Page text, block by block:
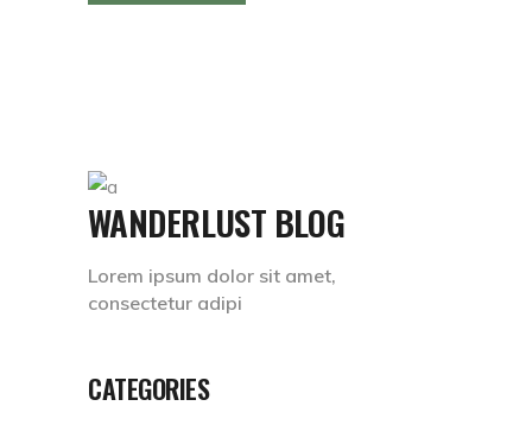
WANDERLUST BLOG
Lorem ipsum dolor sit amet,
consectetur adipi
CATEGORIES